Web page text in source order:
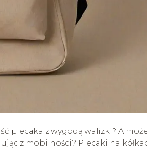
plecaka z wygodą walizki? A
z mobilności? Plecaki na